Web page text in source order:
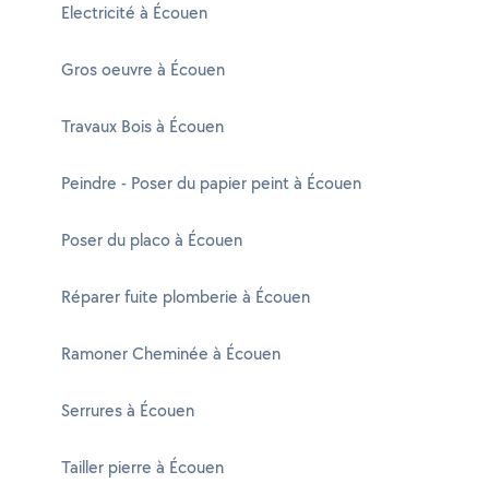
Electricité à Écouen
Gros oeuvre à Écouen
Travaux Bois à Écouen
Peindre - Poser du papier peint à Écouen
Poser du placo à Écouen
Réparer fuite plomberie à Écouen
Ramoner Cheminée à Écouen
Serrures à Écouen
Tailler pierre à Écouen